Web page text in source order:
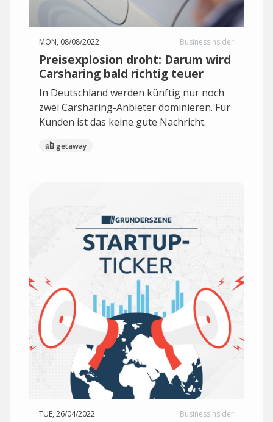
MON, 08/08/2022 BusinessInsider
Preisexplosion droht: Darum wird
Carsharing bald richtig teuer
In Deutschland werden künftig nur noch
zwei Carsharing-Anbieter dominieren. Für
Kunden ist das keine gute Nachricht.
getaway
TUE, 26/04/2022 BusinessInsider